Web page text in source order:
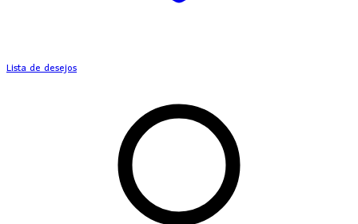
Lista de desejos